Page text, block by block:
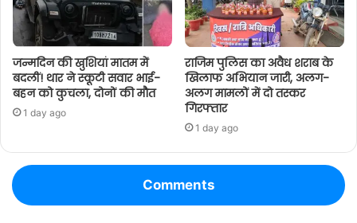
जन्मदिन की खुशियां मातम में
बदलीं! थार ने स्कूटी सवार भाई-
बहन को कुचला, दोनों की मौत
1 day ago
राजिम पुलिस का अवैध शराब के
खिलाफ अभियान जारी, अलग-
अलग मामलों में दो तस्कर
गिरफ्तार
1 day ago
Comments